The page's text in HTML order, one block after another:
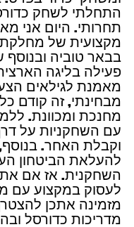
התחלתי לשחק
תחרותי. היום אני
מקצועית של
בבאר טוביה
פעילה בליגה
מאמנת לגילאים
מבחינתי, זה קודם
מחנכת ומכוונת.
עם השחקניות על
וקבלת האחר.
להעלאת הביטחון
השחקנית. אז אם
לעסוק במקצוע עם
מזמינה אתכן
מדריכות כדורסל